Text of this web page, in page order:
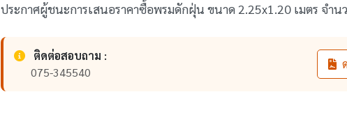
ประกาศผู้ชนะการเสนอราคาซื้อพรมดักฝุ่น ขนาด 2.25x1.20 เมตร จำน
ติดต่อสอบถาม :
075-345540